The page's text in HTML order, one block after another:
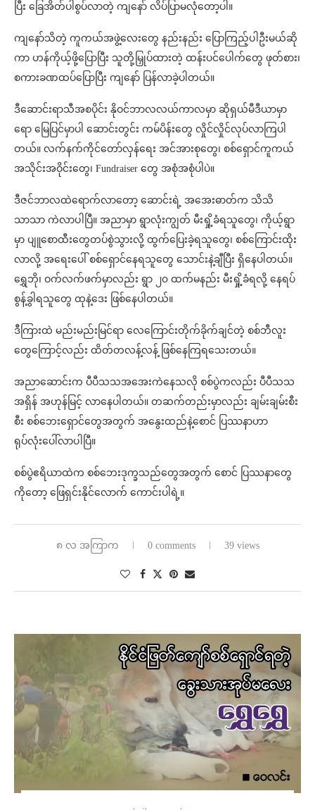
ပြီး ခြေအိတ်ပါစွပ်လာတဲ့ ကျနော် လိပ်ပြာမလုံတော့ပါ။
ကျနော်သိတဲ့ ကူကယ်အဖွဲ့လေးတွေ နည်းနည်း ပြောကြည့်ပါဦးမယ်ဆို
ကာ ဟန်ကိုယ့်ဖို့ပြောပြီး သူတို့မြှုပ်ထားတဲ့ ထန်းပင်ပေါက်တွေ ဖုတ်စား၊
စကားခဏထပ်ပြောပြီး ကျနော် ပြန်လာခဲ့ပါတယ်။
ဒီဆောင်းရာသီအစပိုင်း နိုဝင်ဘာလလယ်ကာလမှာ ဆိုရှယ်မီဒီယာမှာ
ရော မြေပြင်မှာပါ ဆောင်းတွင်း ကမ်ပိန်းတွေ လှိုင်လှိုင်လုပ်လာကြပါ
တယ်။ လက်နက်ကိုင်တော်လှန်ရေး အင်အားစုတွေ၊ စစ်ရှောင်ကူကယ်
အသိုင်းအဝိုင်းတွေ၊ Fundraiser တွေ အစုံအစုံပါပဲ။
ဒီဇင်ဘာလထဲရောက်လာတော့ ဆောင်းရဲ့ အအေးဓာတ်က သိသိ
သာသာ ကဲလာပါပြီ။ အညာမှာ ရွာလုံးကျွတ် မီးရှို့ခံရသူတွေ၊ ကိုယ့်ရွာ
မှာ ပျူစောထီးတွေတပ်စွဲသွားလို့ ထွက်ပြေးခဲ့ရသူတွေ၊ စစ်ကြောင်းထိုး
လာလို့ အရေးပေါ် စစ်ရှောင်နေရသူတွေ သောင်းနဲ့ချီပြီး ရှိနေပါတယ်။
ရွှေဘို၊ ဝက်လက်ဖက်မှာလည်း ရွာ ၂၀ ထက်မနည်း မီးရှို့ခံရလို့ နေရပ်
စွန့်ခွါရသူတွေ ထုနဲ့ဒေး ဖြစ်နေပါတယ်။
ဒီကြားထဲ မည်းမည်းမြင်ရာ လေကြောင်းတိုက်ခိုက်ချင်တဲ့ စစ်ဘီလူး
တွေကြောင့်လည်း ထိတ်တလန့်လန့် ဖြစ်နေကြရသေးတယ်။
အညာဆောင်းက ပီပီသသအအေးကဲနေသလို စစ်ပွဲကလည်း ပီပီသသ
အရှိန် အဟုန်မြင့် လာနေပါတယ်။ တဆက်တည်းမှာလည်း ချမ်းချမ်းစီး
စီး စစ်ဘေးရှောင်တွေအတွက် အနွေးထည်နဲ့စောင် ပြဿနာဟာ
ရုပ်လုံးပေါ်လာပါပြီ။
စစ်ပွဲဧရိယာထဲက စစ်ဘေးဒုက္ခသည်တွေအတွက် စောင် ပြဿနာတွေ
ကိုတော့ ဖြေရှင်းနိုင်လောက် ကောင်းပါရဲ့။
၈ လ အကြာက 0 comments 39 views